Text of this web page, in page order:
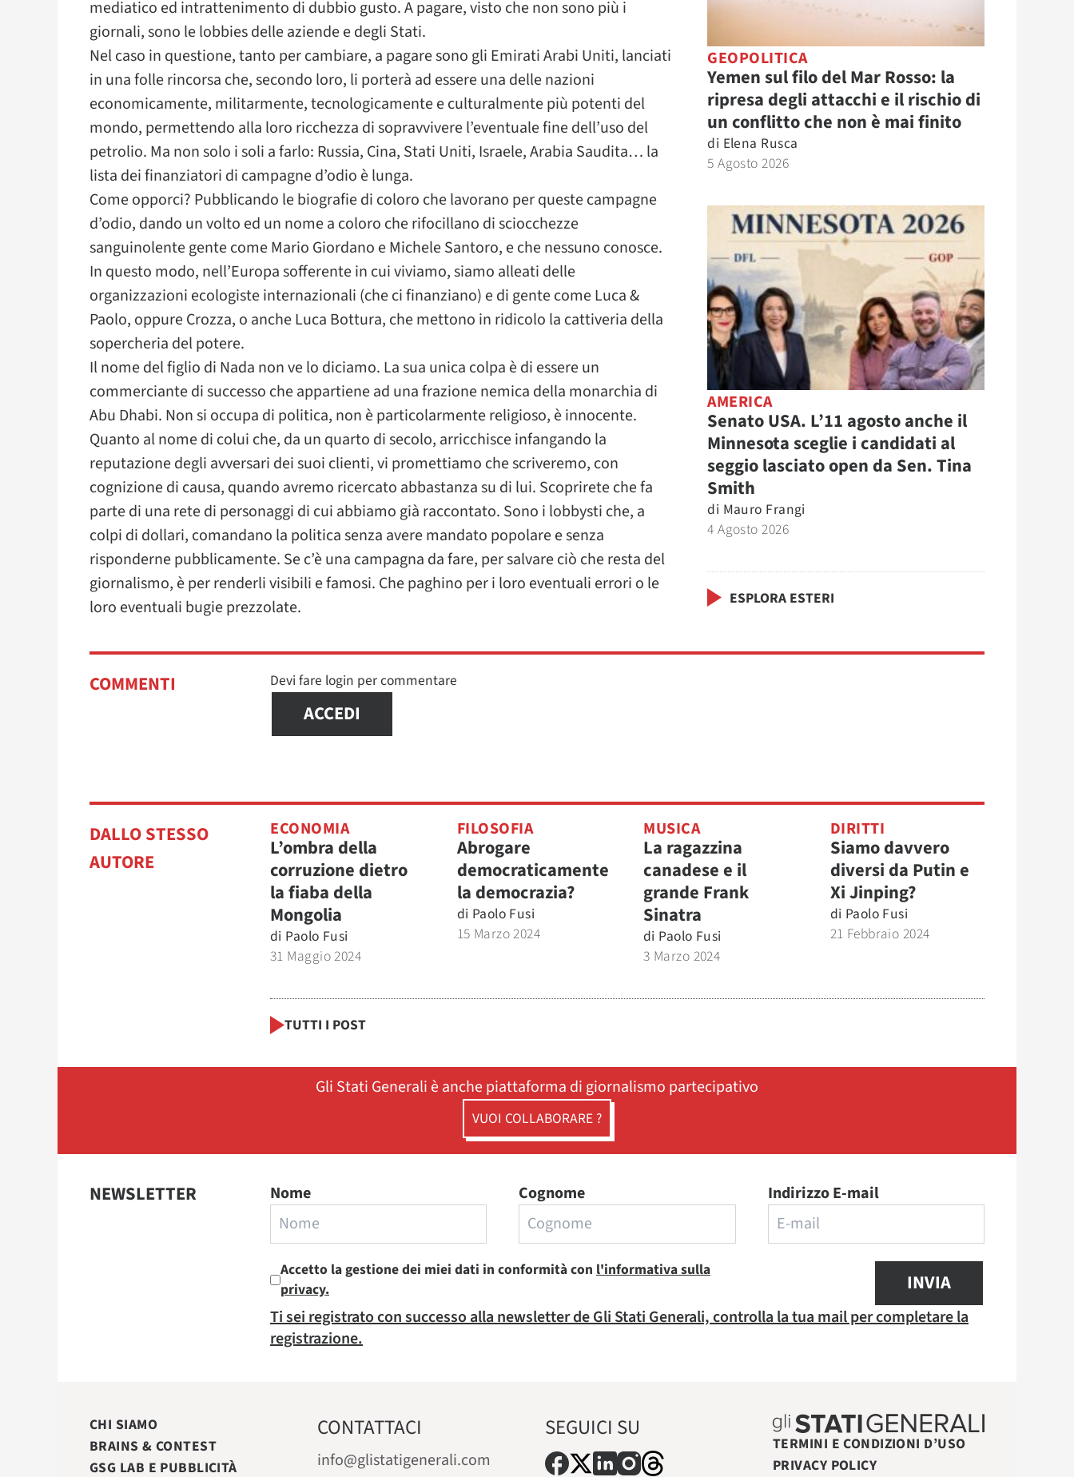
mediatico ed intrattenimento di dubbio gusto. A pagare, visto che non sono più i
giornali, sono le lobbies delle aziende e degli Stati.
Nel caso in questione, tanto per cambiare, a pagare sono gli Emirati Arabi Uniti, lanciati
in una folle rincorsa che, secondo loro, li porterà ad essere una delle nazioni
economicamente, militarmente, tecnologicamente e culturalmente più potenti del
mondo, permettendo alla loro ricchezza di sopravvivere l’eventuale fine dell’uso del
petrolio. Ma non solo i soli a farlo: Russia, Cina, Stati Uniti, Israele, Arabia Saudita… la
lista dei finanziatori di campagne d’odio è lunga.
Come opporci? Pubblicando le biografie di coloro che lavorano per queste campagne
d’odio, dando un volto ed un nome a coloro che rifocillano di sciocchezze
sanguinolente gente come Mario Giordano e Michele Santoro, e che nessuno conosce.
In questo modo, nell’Europa sofferente in cui viviamo, siamo alleati delle
organizzazioni ecologiste internazionali (che ci finanziano) e di gente come Luca &
Paolo, oppure Crozza, o anche Luca Bottura, che mettono in ridicolo la cattiveria della
sopercheria del potere.
Il nome del figlio di Nada non ve lo diciamo. La sua unica colpa è di essere un
commerciante di successo che appartiene ad una frazione nemica della monarchia di
Abu Dhabi. Non si occupa di politica, non è particolarmente religioso, è innocente.
Quanto al nome di colui che, da un quarto di secolo, arricchisce infangando la
reputazione degli avversari dei suoi clienti, vi promettiamo che scriveremo, con
cognizione di causa, quando avremo ricercato abbastanza su di lui. Scoprirete che fa
parte di una rete di personaggi di cui abbiamo già raccontato. Sono i lobbysti che, a
colpi di dollari, comandano la politica senza avere mandato popolare e senza
risponderne pubblicamente. Se c’è una campagna da fare, per salvare ciò che resta del
giornalismo, è per renderli visibili e famosi. Che paghino per i loro eventuali errori o le
loro eventuali bugie prezzolate.
GEOPOLITICA
Yemen sul filo del Mar Rosso: la
ripresa degli attacchi e il rischio di
un conflitto che non è mai finito
di Elena Rusca
5 Agosto 2026
AMERICA
Senato USA. L’11 agosto anche il
Minnesota sceglie i candidati al
seggio lasciato open da Sen. Tina
Smith
di Mauro Frangi
4 Agosto 2026
ESPLORA ESTERI
COMMENTI Devi fare login per commentare
ACCEDI
DALLO STESSO
AUTORE
ECONOMIA
L’ombra della
corruzione dietro
la fiaba della
Mongolia
di Paolo Fusi
31 Maggio 2024
FILOSOFIA
Abrogare
democraticamente
la democrazia?
di Paolo Fusi
15 Marzo 2024
MUSICA
La ragazzina
canadese e il
grande Frank
Sinatra
di Paolo Fusi
3 Marzo 2024
DIRITTI
Siamo davvero
diversi da Putin e
Xi Jinping?
di Paolo Fusi
21 Febbraio 2024
TUTTI I POST
Gli Stati Generali è anche piattaforma di giornalismo partecipativo
VUOI COLLABORARE ?
NEWSLETTER Nome Cognome Indirizzo E-mail
Accetto la gestione dei miei dati in conformità con l'informativa sulla
privacy.
INVIA
Ti sei registrato con successo alla newsletter de Gli Stati Generali, controlla la tua mail per completare la
registrazione.
CHI SIAMO
BRAINS & CONTEST
GSG LAB E PUBBLICITÀ
CONTATTACI
info@glistatigenerali.com
SEGUICI SU
TERMINI E CONDIZIONI D’USO
PRIVACY POLICY